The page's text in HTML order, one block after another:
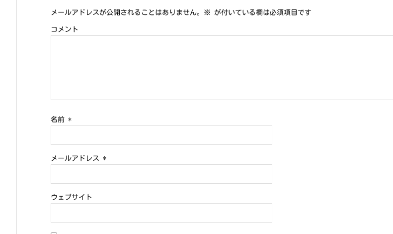
メールアドレスが公開されることはありません。 ※ が付いている欄は必須項目です
コメント
名前 *
メールアドレス *
ウェブサイト